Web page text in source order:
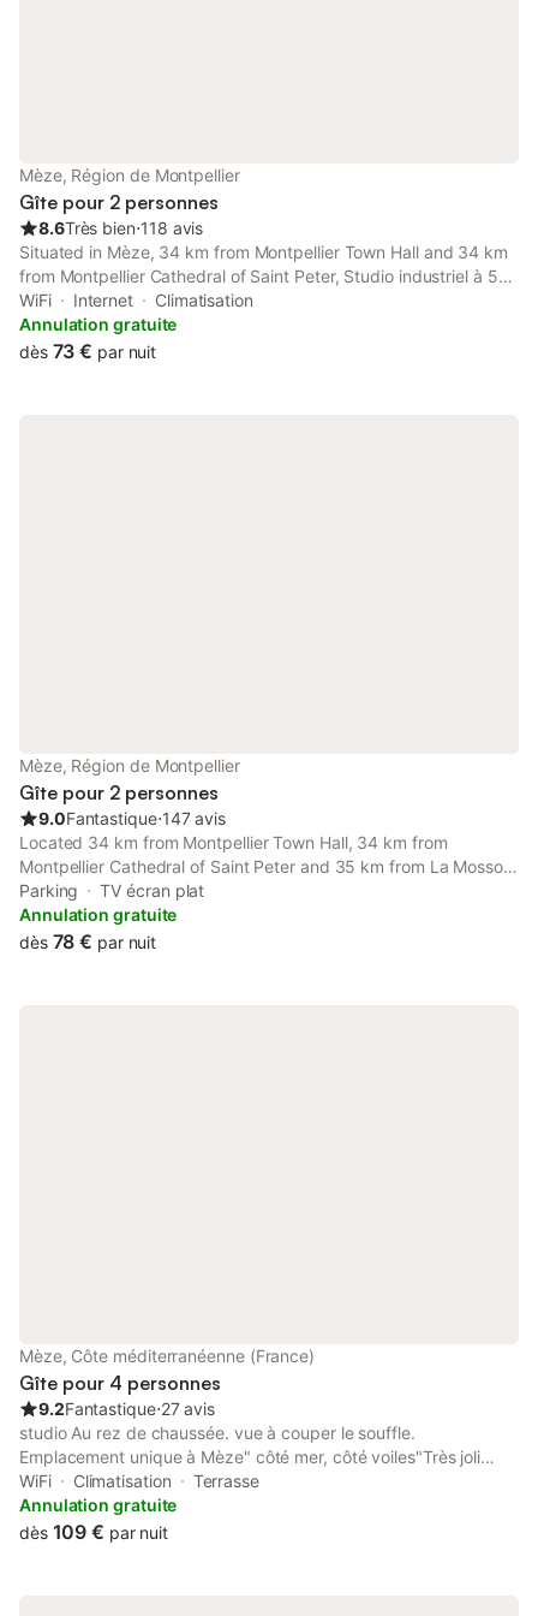
Mèze, Région de Montpellier
Gîte pour 2 personnes
8.6Très bien⋅118 avis
Situated in Mèze, 34 km from Montpellier Town Hall and 34 km
from Montpellier Cathedral of Saint Peter, Studio industriel à 50
m de la plage et du port offers air conditioning.
WiFi Internet
Climatisation
Annulation gratuite
dès 73 € par nuit
Mèze, Région de Montpellier
Gîte pour 2 personnes
9.0Fantastique⋅147 avis
Located 34 km from Montpellier Town Hall, 34 km from
Montpellier Cathedral of Saint Peter and 35 km from La Mosson
Stadium, Appartement cosy à 50 m de la plage et du port offers
accommodation situated in Mèze.
Parking
TV écran plat
Annulation gratuite
dès 78 € par nuit
Mèze, Côte méditerranéenne (France)
Gîte pour 4 personnes
9.2Fantastique⋅27 avis
studio Au rez de chaussée. vue à couper le souffle.
Emplacement unique à Mèze" côté mer, côté voiles"Très joli
Studio en rez de chaussée Front de mer immédiat (à 3 mètres
de l'eau) studio de 25m2 tout équipé,Lave-linge, lave vaisselle,
four micro ondes , frigo , cellier, climatisation,chauffage,TV
WiFi Climatisation
Terrasse
Annulation gratuite
dès 109 € par nuit